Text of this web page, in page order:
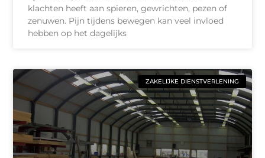
klachten heeft aan spieren, gewrichten, pezen of
zenuwen. Pijn tijdens bewegen kan veel invloed
hebben op het dagelijks
ZAKELIJKE DIENSTVERLENING